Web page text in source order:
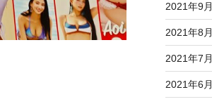
2021年9月
2021年8月
2021年7月
2021年6月